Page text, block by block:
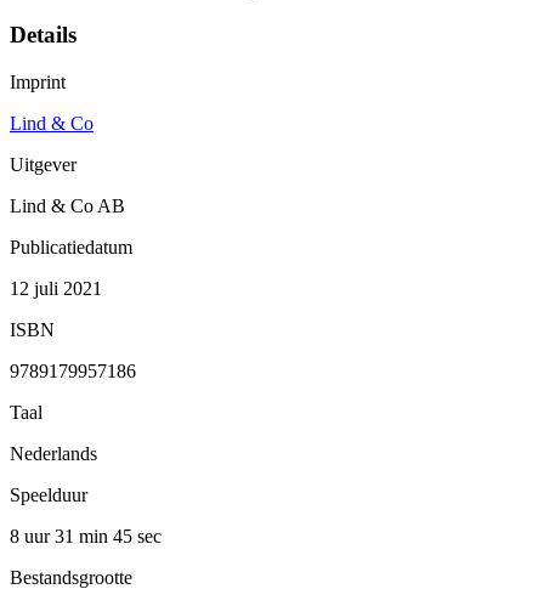
Details
Imprint
Lind & Co
Uitgever
Lind & Co AB
Publicatiedatum
12 juli 2021
ISBN
9789179957186
Taal
Nederlands
Speelduur
8 uur 31 min 45 sec
Bestandsgrootte